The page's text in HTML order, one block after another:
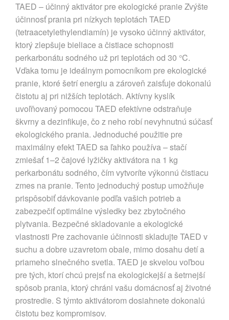
TAED – účinný aktivátor pre ekologické pranie Zvýšte
účinnosť prania pri nízkych teplotách TAED
(tetraacetylethylendiamín) je vysoko účinný aktivátor,
ktorý zlepšuje bieliace a čistiace schopnosti
perkarbonátu sodného už pri teplotách od 30 °C.
Vďaka tomu je ideálnym pomocníkom pre ekologické
pranie, ktoré šetrí energiu a zároveň zaisťuje dokonalú
čistotu aj pri nižších teplotách. Aktívny kyslík
uvoľňovaný pomocou TAED efektívne odstraňuje
škvrny a dezinfikuje, čo z neho robí nevyhnutnú súčasť
ekologického prania. Jednoduché použitie pre
maximálny efekt TAED sa ľahko používa – stačí
zmiešať 1–2 čajové lyžičky aktivátora na 1 kg
perkarbonátu sodného, čím vytvoríte výkonnú čistiacu
zmes na pranie. Tento jednoduchý postup umožňuje
prispôsobiť dávkovanie podľa vašich potrieb a
zabezpečiť optimálne výsledky bez zbytočného
plytvania. Bezpečné skladovanie a ekologické
vlastnosti Pre zachovanie účinnosti skladujte TAED v
suchu a dobre uzavretom obale, mimo dosahu detí a
priameho slnečného svetla. TAED je skvelou voľbou
pre tých, ktorí chcú prejsť na ekologickejší a šetrnejší
spôsob prania, ktorý chráni vašu domácnosť aj životné
prostredie. S týmto aktivátorom dosiahnete dokonalú
čistotu bez kompromisov.